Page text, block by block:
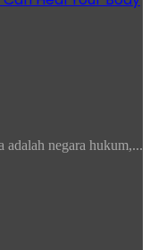
adalah negara hukum,...